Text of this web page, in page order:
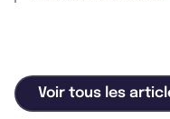
Voir tous les